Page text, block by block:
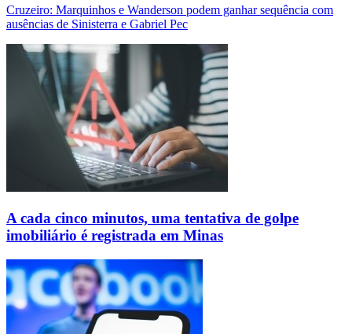
Cruzeiro: Marquinhos e Wanderson podem ganhar sequência com
ausências de Sinisterra e Gabriel Pec
A cada cinco minutos, uma tentativa de golpe
imobiliário é registrada em Minas